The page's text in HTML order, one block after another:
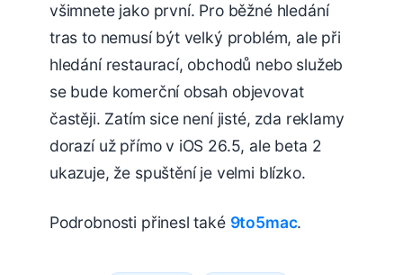
všimnete jako první. Pro běžné hledání
tras to nemusí být velký problém, ale při
hledání restaurací, obchodů nebo služeb
se bude komerční obsah objevovat
častěji. Zatím sice není jisté, zda reklamy
dorazí už přímo v iOS 26.5, ale beta 2
ukazuje, že spuštění je velmi blízko.
Podrobnosti přinesl také 9to5mac.